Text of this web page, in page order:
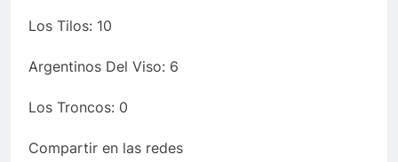
Los Tilos: 10
Argentinos Del Viso: 6
Los Troncos: 0
Compartir en las redes